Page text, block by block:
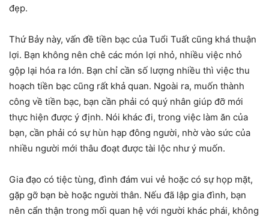
đẹp.
Thứ Bảy này, vấn đề tiền bạc của Tuổi Tuất cũng khá thuận
lợi. Bạn không nên chê các món lợi nhỏ, nhiều việc nhỏ
gộp lại hóa ra lớn. Bạn chỉ cần số lượng nhiều thì việc thu
hoạch tiền bạc cũng rất khả quan. Ngoài ra, muốn thành
công về tiền bạc, bạn cần phải có quý nhân giúp đỡ mới
thực hiện được ý định. Nói khác đi, trong việc làm ăn của
bạn, cần phải có sự hùn hạp đông người, nhờ vào sức của
nhiều người mới thâu đoạt được tài lộc như ý muốn.
Gia đạo có tiệc tùng, đình đám vui vẻ hoặc có sự họp mặt,
gặp gỡ bạn bè hoặc người thân. Nếu đã lập gia đình, bạn
nên cẩn thận trong mối quan hệ với người khác phái, không